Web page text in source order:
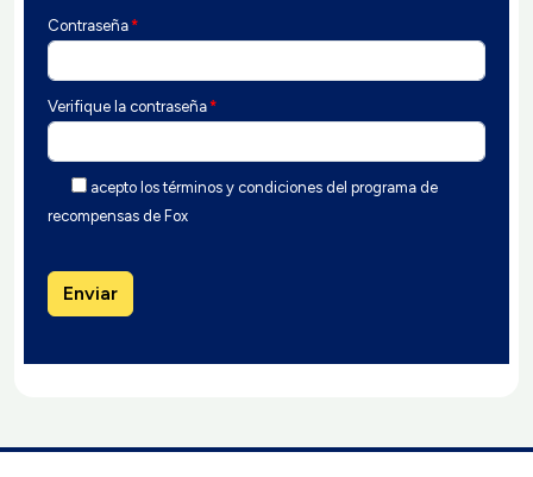
Contraseña*
Verifique la contraseña*
acepto los términos y condiciones del programa de
recompensas de Fox